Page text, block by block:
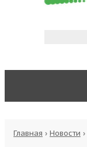
Главная › Новости ›